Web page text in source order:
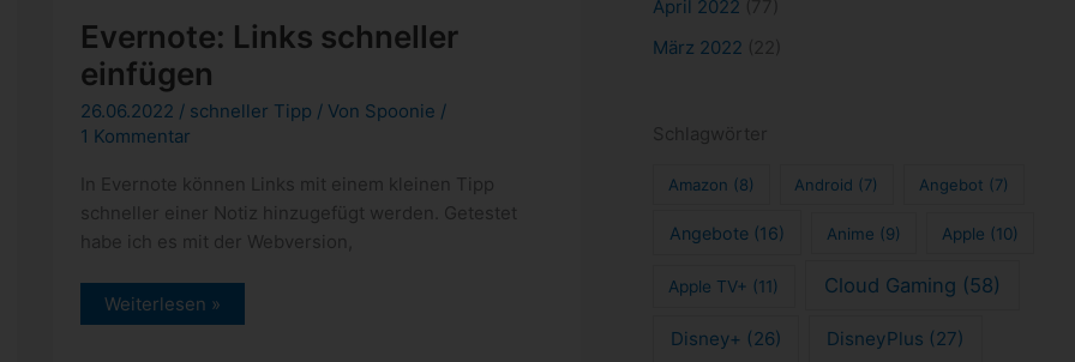
Evernote: Links schneller
einfügen
26.06.2022 / schneller Tipp / Von Spoonie /
1 Kommentar
In Evernote können Links mit einem kleinen Tipp
schneller einer Notiz hinzugefügt werden. Getestet
habe ich es mit der Webversion,
Evernote:
Links
Weiterlesen »
April 2022
März 2022
Amazon (8) Android (7) Angebot (7)
Angebote(16) Anime (9) Apple (10)
Apple TV+ (11) Cloud Gaming (58)
Disney+ (26) DisneyPlus (27)